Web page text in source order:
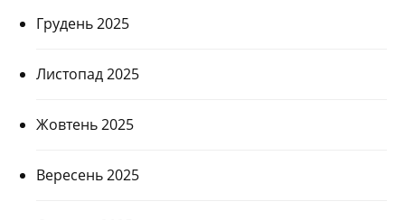
Грудень 2025
Листопад 2025
Жовтень 2025
Вересень 2025